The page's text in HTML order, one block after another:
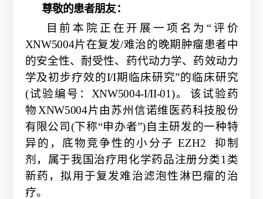
尊敬的患者朋友：
目前本院正在开展一项名为 “评价
XNW5004片在复发/难治的晚期肿瘤患者中
的安全性、 耐受性、药代动力学、药效动力
学及初步疗效的I/I期临床研究”的临床研究
(试验编号： XNW5004-I/II-01)。
该试验药
物 XNW5004片由苏州信诺维医药科技股份
有限公司(下称“申办者”)自主研发的一种特
异的，底物竞争性的小分子 EZH2
抑制
剂， 属于我国治疗用化学药品注册分类1类
新药，拟用于复发难治滤泡性淋巴瘤的治
疗。